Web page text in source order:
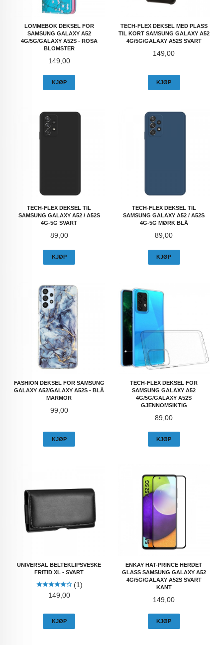
LOMMEBOK DEKSEL FOR
SAMSUNG GALAXY A52
4G/5G/GALAXY A52S - ROSA
BLOMSTER
Pris
149,00
KJØP
TECH-FLEX DEKSEL MED PLASS
TIL KORT SAMSUNG GALAXY A52
4G/5G/GALAXY A52S SVART
Pris
149,00
KJØP
TECH-FLEX DEKSEL TIL
SAMSUNG GALAXY A52 / A52S
4G-5G SVART
Pris
89,00
KJØP
TECH-FLEX DEKSEL TIL
SAMSUNG GALAXY A52 / A52S
4G-5G MØRK BLÅ
Pris
89,00
KJØP
FASHION DEKSEL FOR SAMSUNG
GALAXY A52/GALAXY A52S - BLÅ
MARMOR
Pris
99,00
KJØP
TECH-FLEX DEKSEL FOR
SAMSUNG GALAXY A52
4G/5G/GALAXY A52S
GJENNOMSIKTIG
Pris
89,00
KJØP
UNIVERSAL BELTEKLIPSVESKE
FRITID XL - SVART
(1)
Pris
149,00
KJØP
ENKAY HAT-PRINCE HERDET
GLASS SAMSUNG GALAXY A52
4G/5G/GALAXY A52S SVART
KANT
Pris
149,00
KJØP